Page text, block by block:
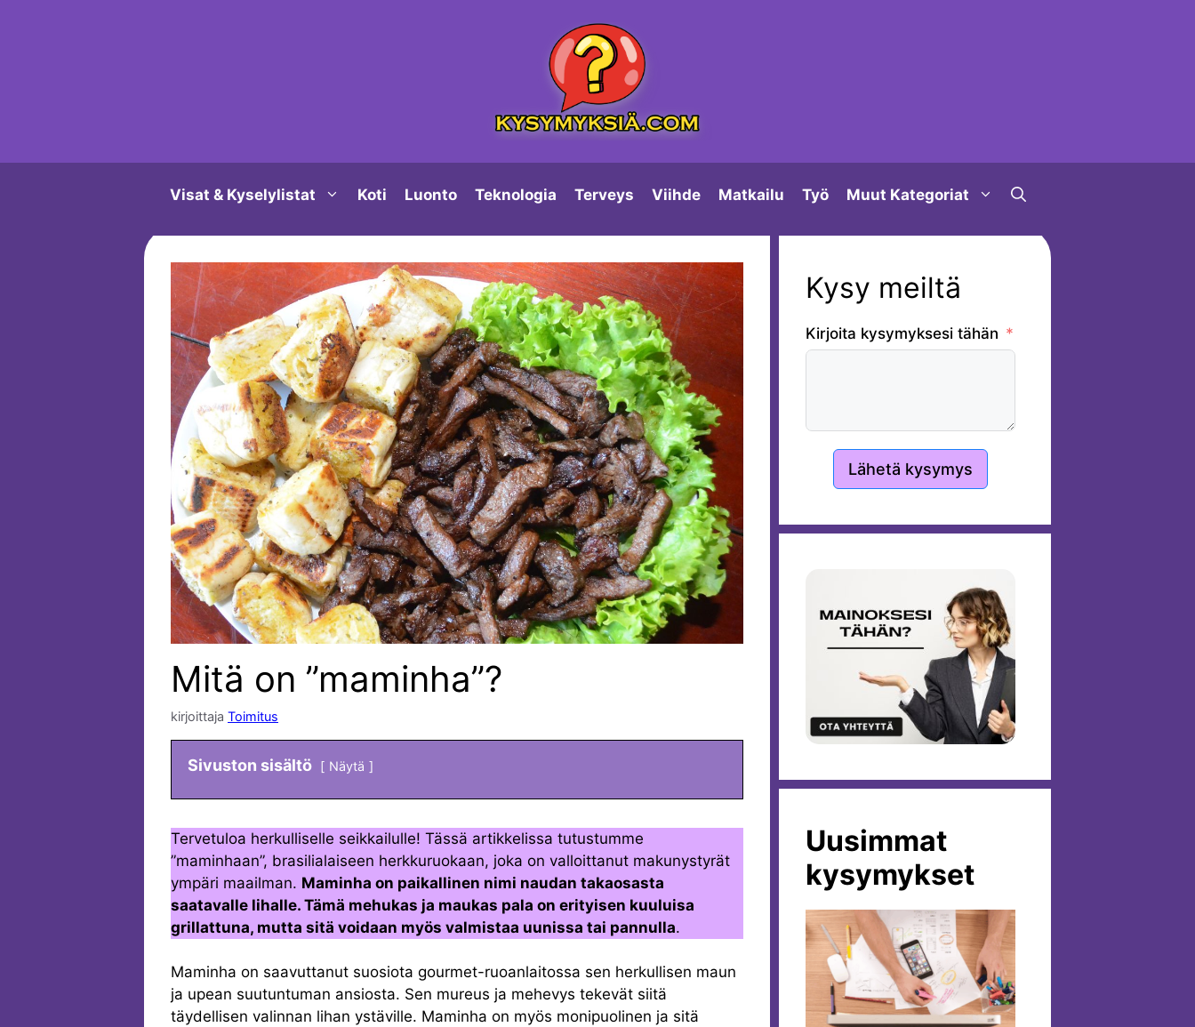
Visat & Kyselylistat Koti Luonto Teknologia Terveys Viihde Matkailu Työ Muut Kategoriat
Mitä on ”maminha”?
kirjoittaja Toimitus
Sivuston sisältö Näytä
Tervetuloa herkulliselle seikkailulle! Tässä artikkelissa tutustumme
”maminhaan”, brasilialaiseen herkkuruokaan, joka on valloittanut makunystyrät
ympäri maailman. Maminha on paikallinen nimi naudan takaosasta
saatavalle lihalle. Tämä mehukas ja maukas pala on erityisen kuuluisa
grillattuna, mutta sitä voidaan myös valmistaa uunissa tai pannulla.
Maminha on saavuttanut suosiota gourmet-ruoanlaitossa sen herkullisen maun
ja upean suutuntuman ansiosta. Sen mureus ja mehevys tekevät siitä
täydellisen valinnan lihan ystäville. Maminha on myös monipuolinen ja sitä
Kysy meiltä
Kirjoita kysymyksesi tähän
Lähetä kysymys
Uusimmat
kysymykset